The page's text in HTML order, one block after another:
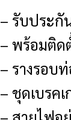
– รับประกั
– พร้อมติด
– รางรอบ
– ชุดเบรค